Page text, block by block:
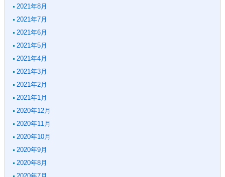
2021年8月
2021年7月
2021年6月
2021年5月
2021年4月
2021年3月
2021年2月
2021年1月
2020年12月
2020年11月
2020年10月
2020年9月
2020年8月